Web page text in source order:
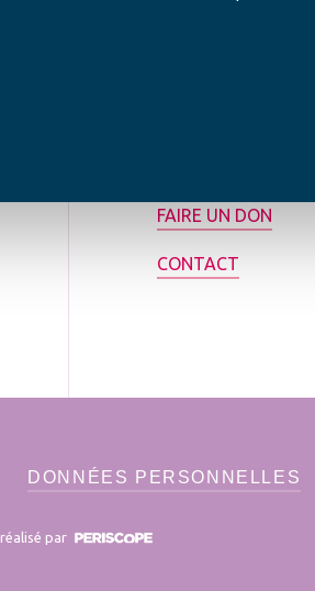
FAIRE UN DON
CONTACT
DONNÉES PERSONNELLES
par